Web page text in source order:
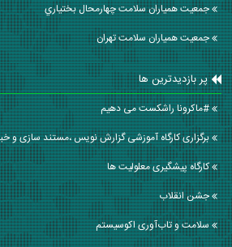
جمعیت همیاران سلامت چهارمحال بختياري
جمعیت همیاران سلامت تهران
پر بازدیدترین ها
#ماکرونا راشکست می دهیم
برگزاری کارگاه آموزشی گزارش نویس ،مستند سازی و
کارگاه پیشگیری معلولیت ها
جشن انقلاب
سلامت و تاب‌آوری اکوسیستم